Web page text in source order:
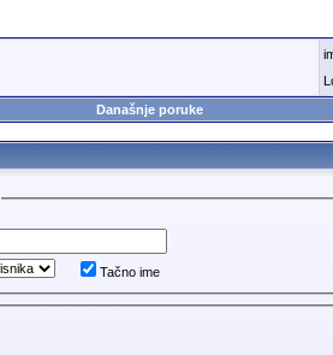
Današnje poruke
Tačno ime